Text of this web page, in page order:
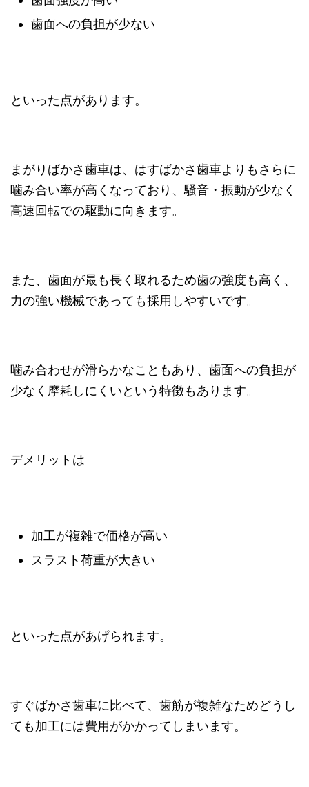
歯面への負担が少ない
といった点があります。
まがりばかさ歯車は、はすばかさ歯車よりもさらに
噛み合い率が高くなっており、騒音・振動が少なく
高速回転での駆動に向きます。
また、歯面が最も長く取れるため歯の強度も高く、
力の強い機械であっても採用しやすいです。
噛み合わせが滑らかなこともあり、歯面への負担が
少なく摩耗しにくいという特徴もあります。
デメリットは
加工が複雑で価格が高い
スラスト荷重が大きい
といった点があげられます。
すぐばかさ歯車に比べて、歯筋が複雑なためどうし
ても加工には費用がかかってしまいます。